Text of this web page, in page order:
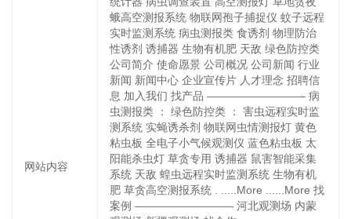
网站内容
蛾高空测报系统 物联网孢子捕捉仪 蚊子远程
实时监测系统 病虫测报类 食诱剂 物理防治
性诱剂 诱捕器 生物有机肥 天敌 绿色防控类
公司简介 使命愿景 公司概况 公司新闻 行业
新闻 新闻中心 企业宣传片 人才理念 招聘信
息 加入我们 找产品 ————————— 病
虫测报类 ： 绿色防控类 ： 害虫远程实时监
测系统 实蝇诱杀剂 物联网虫情测报灯 黄色
粘虫板 全电子小气候观测仪 蓝色粘虫板 太
阳能杀虫灯 草贪专用 诱捕器 鼠害智能采集
系统 天敌 蝗虫远程实时监测系统 生物有机
肥 草贪高空测报系统 . .....More ......More 找
案例 ————————— 河北观测场 内蒙